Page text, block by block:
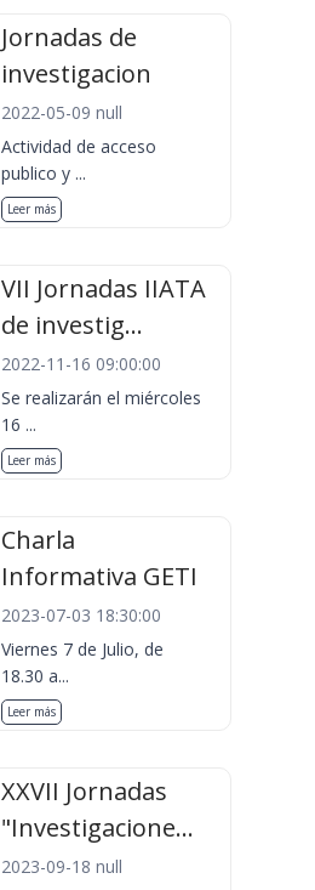
Jornadas de
investigacion
2022-05-09 null
Actividad de acceso
publico y ...
Leer más
VII Jornadas IIATA
de investig...
2022-11-16 09:00:00
Se realizarán el miércoles
16 ...
Leer más
Charla
Informativa GETI
2023-07-03 18:30:00
Viernes 7 de Julio, de
18.30 a...
Leer más
XXVII Jornadas
"Investigacione...
2023-09-18 null